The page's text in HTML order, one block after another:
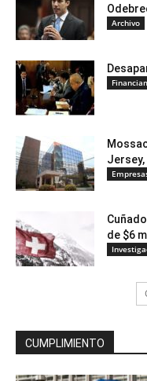
Archivo
Jersey,
de $6
CUMPLIMIENTO